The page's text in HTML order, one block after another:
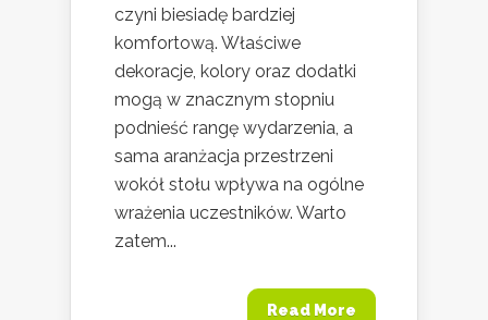
czyni biesiadę bardziej
komfortową. Właściwe
dekoracje, kolory oraz dodatki
mogą w znacznym stopniu
podnieść rangę wydarzenia, a
sama aranżacja przestrzeni
wokół stołu wpływa na ogólne
wrażenia uczestników. Warto
zatem...
Read More